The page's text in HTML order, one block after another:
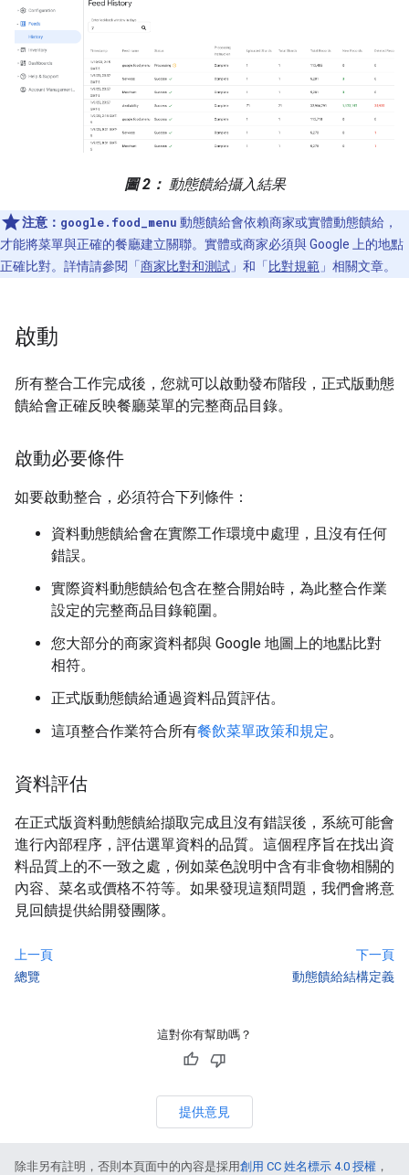
圖 2： 動態饋給攝入結果
注意： google.food_menu 動態饋給會依賴商家或實體動態饋給，
才能將菜單與正確的餐廳建立關聯。實體或商家必須與 Google 上的地點
正確比對。詳情請參閱「 商家比對和測試 」和「 比對規範 」相關文章。
啟動
所有整合工作完成後，您就可以啟動發布階段，正式版動態
饋給會正確反映餐廳菜單的完整商品目錄。
啟動必要條件
如要啟動整合，必須符合下列條件：
資料動態饋給會在實際工作環境中處理，且沒有任何
錯誤。
實際資料動態饋給包含在整合開始時，為此整合作業
設定的完整商品目錄範圍。
您大部分的商家資料都與 Google 地圖上的地點比對
相符。
正式版動態饋給通過資料品質評估。
這項整合作業符合所有餐飲菜單政策和規定。
資料評估
在正式版資料動態饋給擷取完成且沒有錯誤後，系統可能會
進行內部程序，評估選單資料的品質。這個程序旨在找出資
料品質上的不一致之處，例如菜色說明中含有非食物相關的
內容、菜名或價格不符等。如果發現這類問題，我們會將意
見回饋提供給開發團隊。
上一頁
總覽
下一頁
動態饋給結構定義
這對你有幫助嗎？
提供意見
除非另有註明，否則本頁面中的內容是採用創用 CC 姓名標示 4.0 授權 ，